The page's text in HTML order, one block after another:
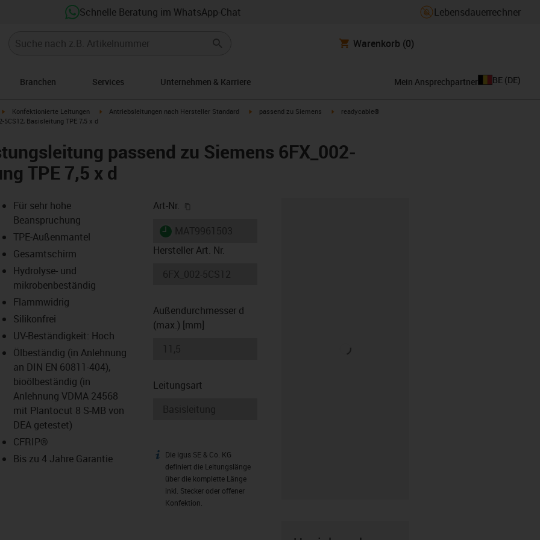
Schnelle Beratung im WhatsApp-Chat Lebensdauerrechner
Warenkorb (0)
Branchen Services Unternehmen & Karriere Mein Ansprechpartner BE (DE)
igus-icon-arrow-right
Konfektionierte Leitungen igus-icon-arrow-right
Antriebsleitungen nach Hersteller Standard igus-icon-arrow-right
passend zu Siemens igus-icon-arrow-right
readycable®
Basisleitung TPE 7,5 x d
passend zu Siemens 6FX_002-
TPE 7,5 x d
icon-lupe
icon-lupe
Für sehr hohe
Beanspruchung
TPE-Außenmantel
Gesamtschirm
Hydrolyse- und
mikrobenbeständig
Flammwidrig
Silikonfrei
UV-Beständigkeit: Hoch
Ölbeständig (in Anlehnung
an DIN EN 60811-404),
bioölbeständig (in
Anlehnung VDMA 24568
mit Plantocut 8 S-MB von
DEA getestet)
CFRIP®
Bis zu 4 Jahre Garantie
Art-Nr.
igus-icon-lieferzeit
Hersteller Art. Nr.
Außendurchmesser d
(max.) [mm]
Leitungsart
igus-icon-info
Die igus SE & Co. KG
definiert die Leitungslänge
über die komplette Länge
inkl. Stecker oder offener
Konfektion.